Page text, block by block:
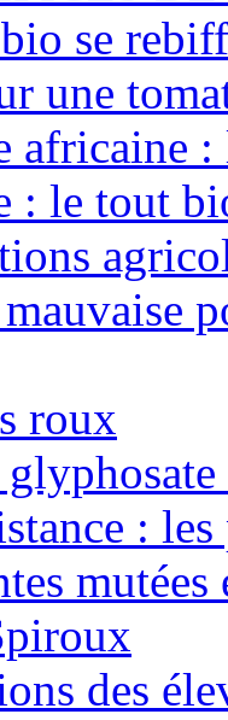
se
une
africaine :
le tout
roux
: les
des